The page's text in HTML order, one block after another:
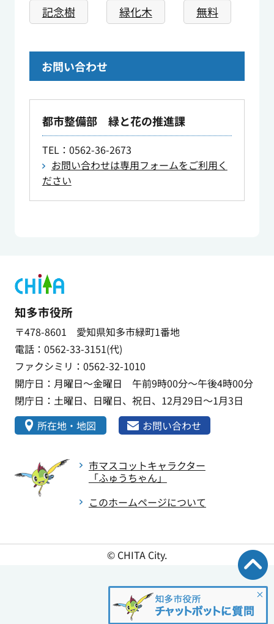
記念樹 緑化木 無料
お問い合わせ
都市整備部 緑と花の推進課
TEL：0562-36-2673
お問い合わせは専用フォームをご利用く
ださい
知多市役所
〒478-8601 愛知県知多市緑町1番地
電話：0562-33-3151(代)
ファクシミリ：0562-32-1010
開庁日：月曜日～金曜日 午前9時00分～午後4時00分
閉庁日：土曜日、日曜日、祝日、12月29日～1月3日
所在地・地図
お問い合わせ
市マスコットキャラクター
「ふゅうちゃん」
このホームページについて
© CHITA City.